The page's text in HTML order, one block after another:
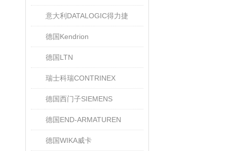
意大利DATALOGIC得力捷
德国Kendrion
德国LTN
瑞士科瑞CONTRINEX
德国西门子SIEMENS
德国END-ARMATUREN
德国WIKA威卡